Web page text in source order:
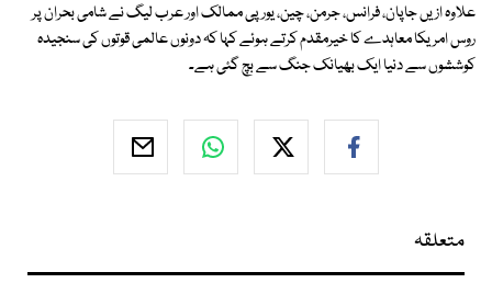
علاوہ ازیں جاپان، فرانس، جرمن، چین، یورپی ممالک اور عرب لیگ نے شامی بحران پر
روس امریکا معاہدے کا خیرمقدم کرتے ہوئے کہا کہ دونوں عالمی قوتوں کی سنجیدہ
کوششوں سے دنیا ایک بھیانک جنگ سے بچ گئی ہے۔
متعلقہ